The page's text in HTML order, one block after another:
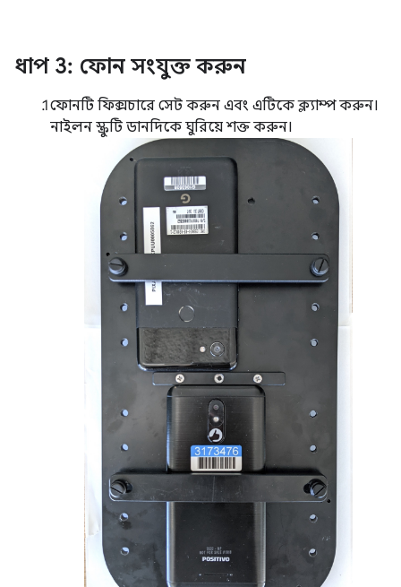
ধাপ 3: ফোন সংযুক্ত করুন
ফোনটি ফিক্সচারে সেট করুন এবং এটিকে ক্ল্যাম্প করুন।
নাইলন স্ক্রুটি ডানদিকে ঘুরিয়ে শক্ত করুন।